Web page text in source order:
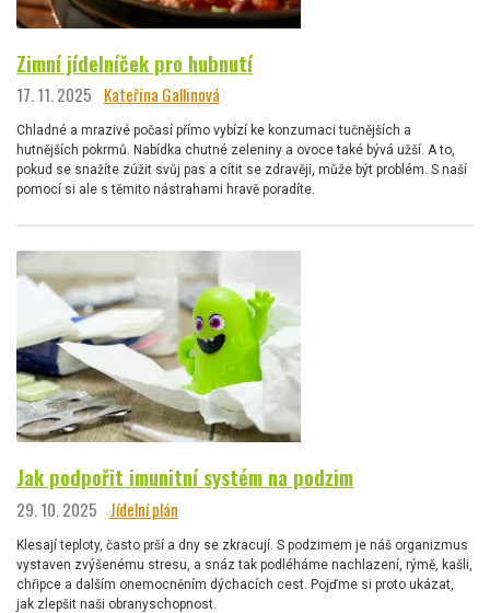
Zimní jídelníček pro hubnutí
17. 11. 2025 Kateřina Gallinová
Chladné a mrazivé počasí přímo vybízí ke konzumaci tučnějších a
hutnějších pokrmů. Nabídka chutné zeleniny a ovoce také bývá užší. A to,
pokud se snažíte zúžit svůj pas a cítit se zdravěji, může být problém. S naší
pomocí si ale s těmito nástrahami hravě poradíte.
Jak podpořit imunitní systém na podzim
29. 10. 2025 Jídelní plán
Klesají teploty, často prší a dny se zkracují. S podzimem je náš organizmus
vystaven zvýšenému stresu, a snáz tak podléháme nachlazení, rýmě, kašli,
chřipce a dalším onemocněním dýchacích cest. Pojďme si proto ukázat,
jak zlepšit naši obranyschopnost.